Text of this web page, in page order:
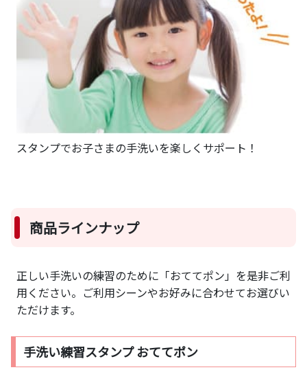
スタンプでお子さまの手洗いを楽しくサポート！
商品ラインナップ
正しい手洗いの練習のために「おててポン」を是非ご利
用ください。ご利用シーンやお好みに合わせてお選びい
ただけます。
手洗い練習スタンプ おててポン